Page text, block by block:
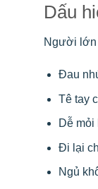
Dấu
Người lớn
Đau
Tê tay
Dễ
Đi lại
Ngủ